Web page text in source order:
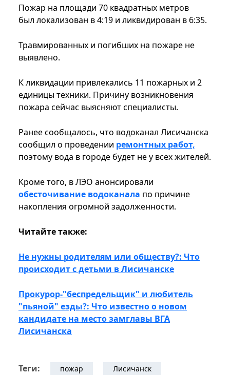
Пожар на площади 70 квадратных метров
был локализован в 4:19 и ликвидирован в 6:35.
Травмированных и погибших на пожаре не
выявлено.
К ликвидации привлекались 11 пожарных и 2
единицы техники. Причину возникновения
пожара сейчас выясняют специалисты.
Ранее сообщалось, что водоканал Лисичанска
сообщил о проведении ремонтных работ,
поэтому вода в городе будет не у всех жителей.
Кроме того, в ЛЭО анонсировали
обесточивание водоканала по причине
накопления огромной задолженности.
Читайте также:
Не нужны родителям или обществу?: Что
происходит с детьми в Лисичанске
Прокурор-"беспредельщик" и любитель
"пьяной" езды?: Что известно о новом
кандидате на место замглавы ВГА
Лисичанска
Теги: пожар
Лисичанск